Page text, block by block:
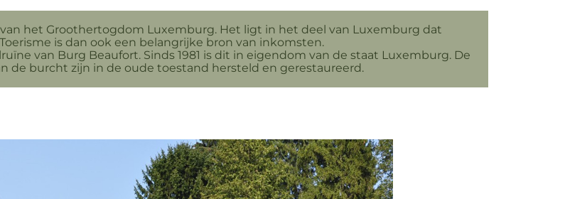
het Groothertogdom Luxemburg. Het ligt in het deel van Luxemburg dat
is dan ook een belangrijke bron van inkomsten.
van Burg Beaufort. Sinds 1981 is dit in eigendom van de staat Luxemburg. De
de burcht zijn in de oude toestand hersteld en gerestaureerd.